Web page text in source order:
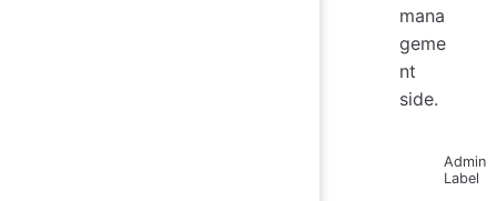
mana
geme
nt
side.
Admin
Label